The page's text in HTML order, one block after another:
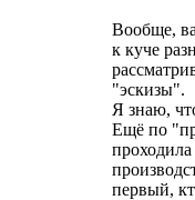
Вообще,
к куче
"эскизы".
Я знаю,
Ещё по
первый,